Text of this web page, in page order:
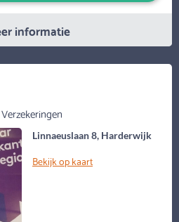
informatie
Linnaeuslaan 8, Harderwijk
Bekijk op kaart